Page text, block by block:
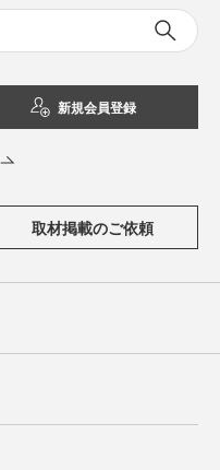
新規会員登録
取材掲載のご依頼